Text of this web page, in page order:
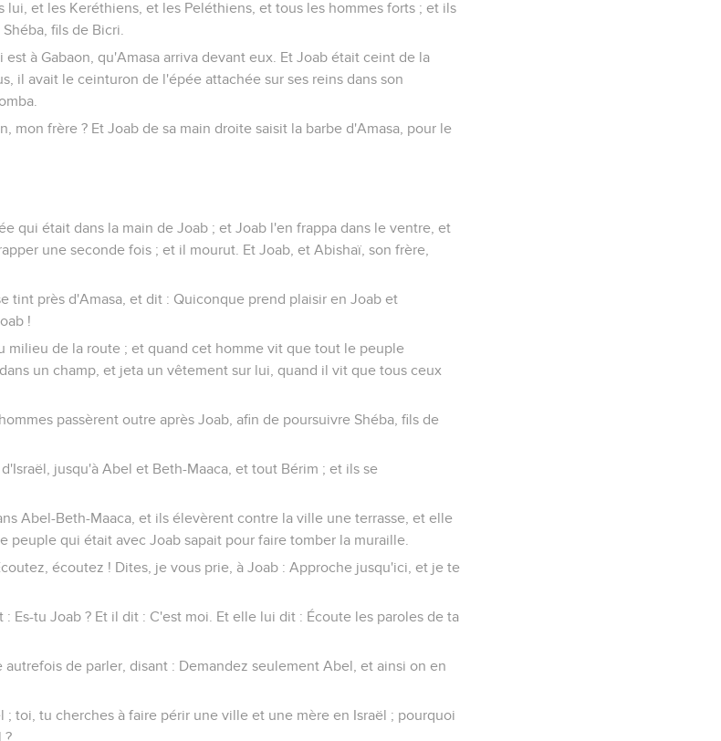
lui, et les Keréthiens, et les Peléthiens, et tous les hommes forts ; et ils
fils de Bicri.
à Gabaon, qu'Amasa arriva devant eux. Et Joab était ceint de la
il avait le ceinturon de l'épée attachée sur ses reins dans son
mon frère ? Et Joab de sa main droite saisit la barbe d'Amasa, pour le
qui était dans la main de Joab ; et Joab l'en frappa dans le ventre, et
une seconde fois ; et il mourut. Et Joab, et Abishaï, son frère,
tint près d'Amasa, et dit : Quiconque prend plaisir en Joab et
!
milieu de la route ; et quand cet homme vit que tout le peuple
un champ, et jeta un vêtement sur lui, quand il vit que tous ceux
passèrent outre après Joab, afin de poursuivre Shéba, fils de
jusqu'à Abel et Beth-Maaca, et tout Bérim ; et ils se
Abel-Beth-Maaca, et ils élevèrent contre la ville une terrasse, et elle
peuple qui était avec Joab sapait pour faire tomber la muraille.
écoutez ! Dites, je vous prie, à Joab : Approche jusqu'ici, et je te
Es-tu Joab ? Et il dit : C'est moi. Et elle lui dit : Écoute les paroles de ta
de parler, disant : Demandez seulement Abel, et ainsi on en
; toi, tu cherches à faire périr une ville et une mère en Israël ; pourquoi
?